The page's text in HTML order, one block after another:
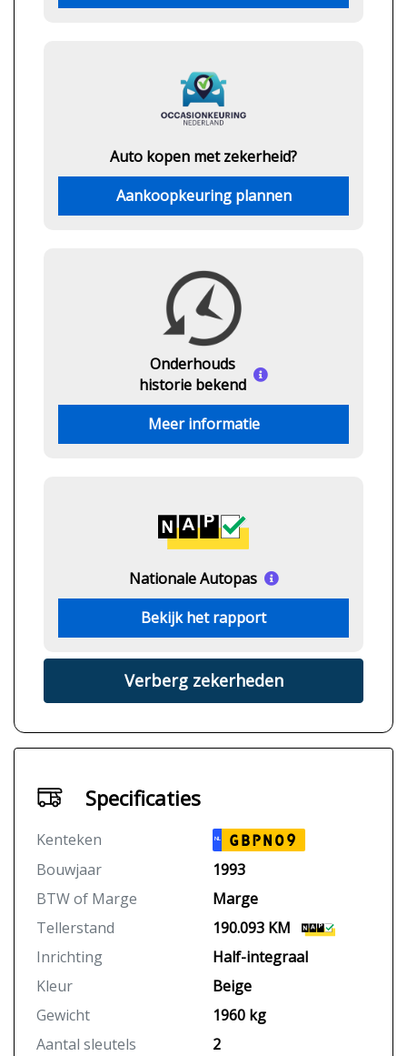
Auto kopen met zekerheid?
Aankoopkeuring plannen
Onderhouds
historie bekend
Meer informatie
Nationale Autopas
Bekijk het rapport
Verberg zekerheden
Specificaties
Kenteken NL GBPN09
Bouwjaar
1993
BTW of Marge
Marge
Tellerstand
190.093 KM
Inrichting
Half-integraal
Kleur
Beige
Gewicht
1960 kg
Aantal sleutels
2